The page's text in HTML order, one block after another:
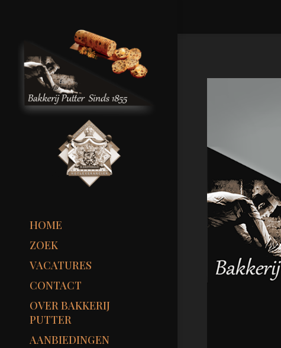
HOME
ZOEK
VACATURES
CONTACT
OVER BAKKERIJ
PUTTER
AANBIEDINGEN